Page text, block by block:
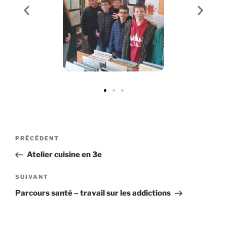
PRÉCÉDENT
Atelier cuisine en 3e
SUIVANT
Parcours santé – travail sur les addictions